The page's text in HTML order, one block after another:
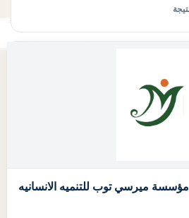
مؤسسة ميرسي توب للتنميه الانسانيه